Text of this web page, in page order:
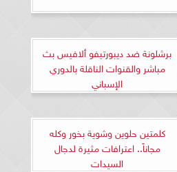
برشلونة ضد ديبورتيفو ألافيس بث
مباشر والقنوات الناقلة بالدوري
الإسباني
كلمتين حلوين وشوية بخور وكله
مجاناً.. اعترافات مثيرة لدجال
السيدات